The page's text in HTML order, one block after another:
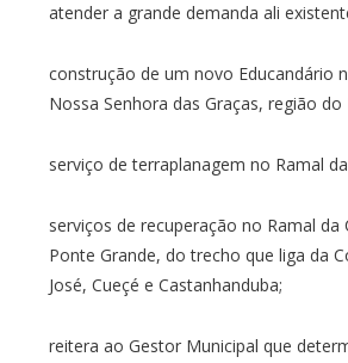
atender a grande demanda ali
construção de um novo Educandário
Nossa Senhora das Graças, região do
serviço de terraplanagem no Ramal
serviços de recuperação no Ramal da
Ponte Grande, do trecho que liga da
José, Cueçé e Castanhanduba;
reitera ao Gestor Municipal que